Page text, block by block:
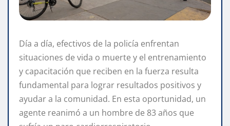
Día a día, efectivos de la policía enfrentan
situaciones de vida o muerte y el entrenamiento
y capacitación que reciben en la fuerza resulta
fundamental para lograr resultados positivos y
ayudar a la comunidad. En esta oportunidad, un
agente reanimó a un hombre de 83 años que